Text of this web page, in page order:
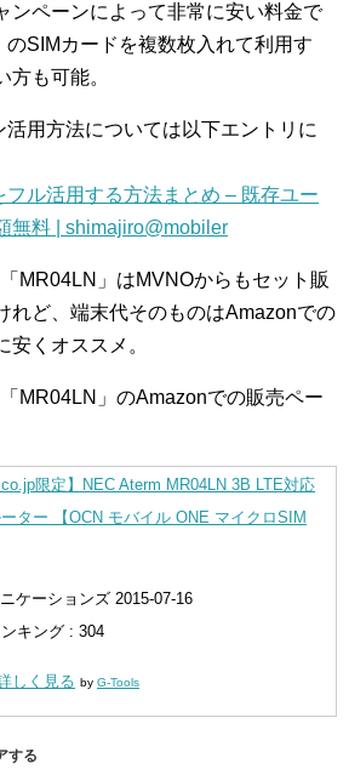
ンペーンによって非常に安い料金で
SIMカードを複数枚入れて利用す
方も可能。
用方法については以下エントリに
ル活用する方法まとめ – 既存ユー
無料 | shimajiro@mobiler
MR04LN」はMVNOからもセット販
れど、端末代そのものはAmazonでの
安くオススメ。
MR04LN」のAmazonでの販売ペー
限定】NEC Aterm MR04LN 3B LTE対応
ター 【OCN モバイル ONE マイクロSIM
ケーションズ 2015-07-16
キング : 304
しく見る by G-Tools
する